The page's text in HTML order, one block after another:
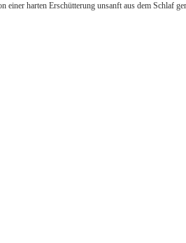
harten Erschütterung unsanft aus dem